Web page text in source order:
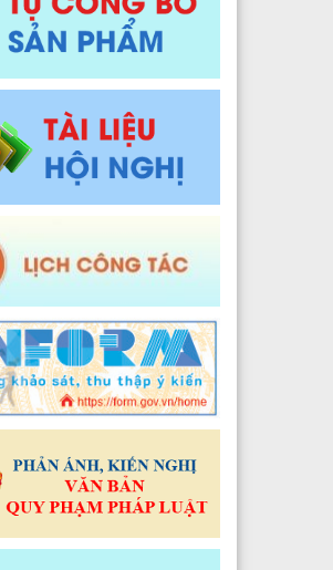
Nghiên cứu khoa học và Công nghệ thông